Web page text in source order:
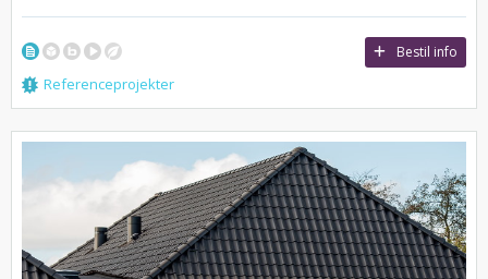
Bestil info
Referenceprojekter